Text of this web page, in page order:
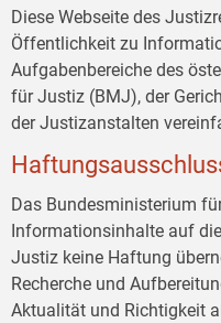
Diese Webseite des
Öffentlichkeit zu
Aufgabenbereiche des
für Justiz (BMJ), der
der Justizanstalten
Das Bundesministerium
Informationsinhalte auf
Justiz keine Haftung
Recherche und
Aktualität und Richtigkeit